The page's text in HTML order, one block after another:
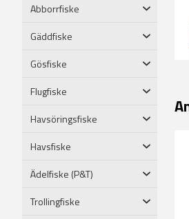
Abborrfiske
Gäddfiske
Gösfiske
Flugfiske
Havsöringsfiske
Havsfiske
Ädelfiske (P&T)
Trollingfiske